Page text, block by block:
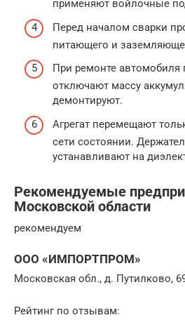
применяют войлочные
Перед началом сварки
питающего и
При ремонте автомобиля
отключают массу
демонтируют.
Агрегат перемещают
сети состоянии.
устанавливают на
Рекомендуемые
Московской области
рекомендуем
ООО «ИМПОРТПРОМ»
Московская обл., д. Путилково,
Рейтинг по отзывам: